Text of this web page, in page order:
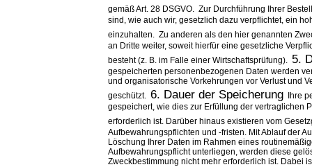
gemäß Art. 28 DSGVO. Zur Durchführung Ihrer
sind, wie auch wir, gesetzlich dazu verpflichtet, ein
einzuhalten. Zu anderen als den hier genannten
an Dritte weiter, soweit hierfür eine gesetzliche
besteht (z. B. im Falle einer Wirtschaftsprüfung). 5.
gespeicherten personenbezogenen Daten werden
und organisatorische Vorkehrungen vor Verlust und
geschützt. 6. Dauer der Speicherung
Ihre
gespeichert, wie dies zur Erfüllung der vertraglichen
erforderlich ist. Darüber hinaus existieren vom
Aufbewahrungspflichten und -fristen. Mit Ablauf der
Löschung Ihrer Daten im Rahmen eines
Aufbewahrungspflicht unterliegen, werden diese
Zweckbestimmung nicht mehr erforderlich ist. Dabei